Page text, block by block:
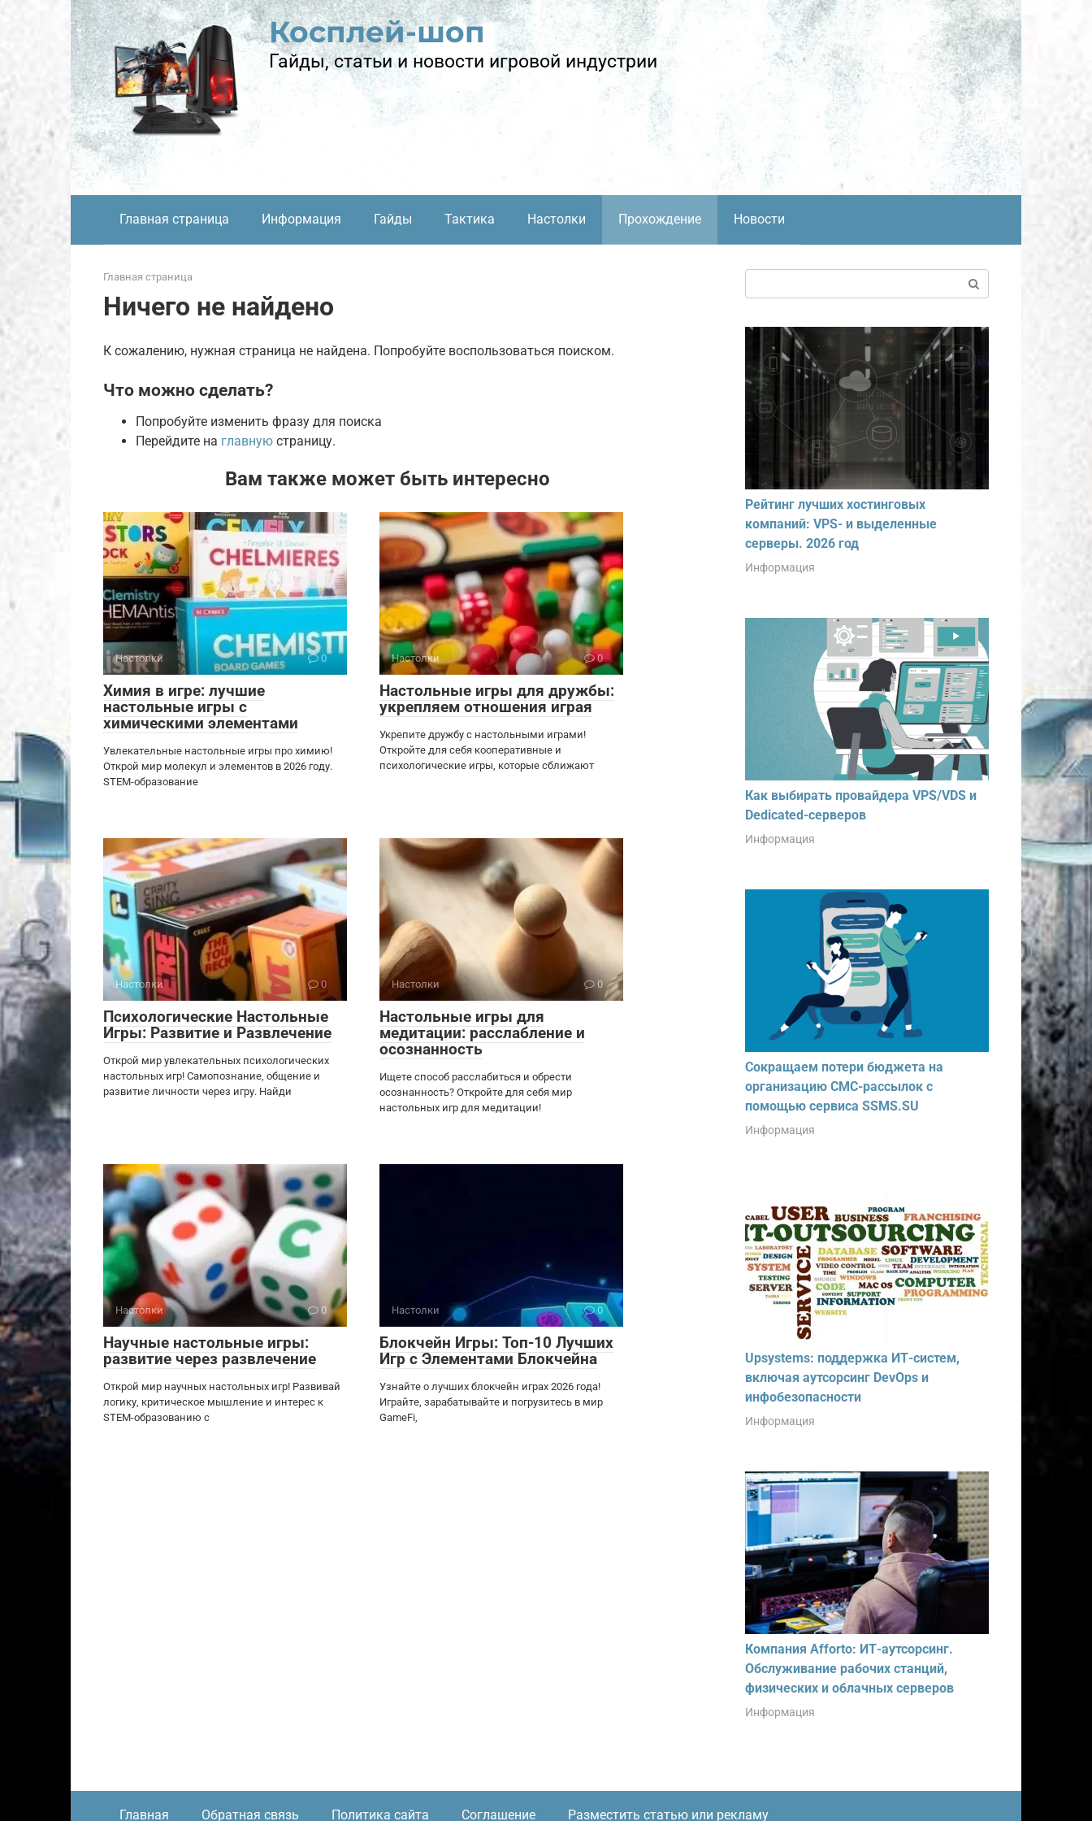
Косплей-шоп
Гайды, статьи и новости игровой индустрии
Главная страница Информация Гайды Тактика Настолки Прохождение Новости
Главная страница
Ничего не найдено
К сожалению, нужная страница не найдена. Попробуйте воспользоваться поиском.
Что можно сделать?
Попробуйте изменить фразу для поиска
Перейдите на главную страницу.
Вам также может быть интересно
Настолки 0
Химия в игре: лучшие
настольные игры с
химическими элементами
Увлекательные настольные игры про химию!
Открой мир молекул и элементов в 2026 году.
STEM-образование
Настолки 0
Настольные игры для дружбы:
укрепляем отношения играя
Укрепите дружбу с настольными играми!
Откройте для себя кооперативные и
психологические игры, которые сближают
Настолки 0
Психологические Настольные
Игры: Развитие и Развлечение
Открой мир увлекательных психологических
настольных игр! Самопознание, общение и
развитие личности через игру. Найди
Настолки 0
Настольные игры для
медитации: расслабление и
осознанность
Ищете способ расслабиться и обрести
осознанность? Откройте для себя мир
настольных игр для медитации!
Настолки 0
Научные настольные игры:
развитие через развлечение
Открой мир научных настольных игр! Развивай
логику, критическое мышление и интерес к
STEM-образованию с
Настолки 0
Блокчейн Игры: Топ-10 Лучших
Игр с Элементами Блокчейна
Узнайте о лучших блокчейн играх 2026 года!
Играйте, зарабатывайте и погрузитесь в мир
GameFi,
Рейтинг лучших хостинговых
компаний: VPS- и выделенные
серверы. 2026 год
Информация
Как выбирать провайдера VPS/VDS и
Dedicated-серверов
Информация
Сокращаем потери бюджета на
организацию СМС-рассылок с
помощью сервиса SSMS.SU
Информация
Upsystems: поддержка ИТ-систем,
включая аутсорсинг DevOps и
инфобезопасности
Информация
Компания Afforto: ИТ-аутсорсинг.
Обслуживание рабочих станций,
физических и облачных серверов
Информация
Главная Обратная связь Политика сайта Соглашение Разместить статью или рекламу